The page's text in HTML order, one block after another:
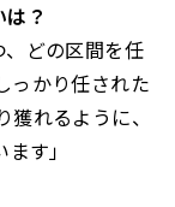
？
、どの区間を任
っかり任された
れるように、
す」